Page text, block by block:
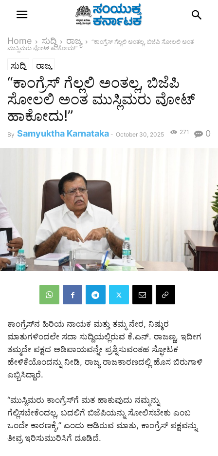
Home ಸುದ್ದಿ ರಾಜ್ಯ
“ಕಾಂಗ್ರೆಸ್ ಗೆಲ್ಲಲಿ ಅಂತಲ್ಲ, ಬಿಜೆಪಿ ಸೋಲಲಿ ಅಂತ
ಮುಸ್ಲಿಮರು ವೋಟ್ ಹಾಕೋದು!”
ಸುದ್ದಿ ರಾಜ್ಯ
“ಕಾಂಗ್ರೆಸ್ ಗೆಲ್ಲಲಿ ಅಂತಲ್ಲ, ಬಿಜೆಪಿ
ಸೋಲಲಿ ಅಂತ ಮುಸ್ಲಿಮರು ವೋಟ್
ಹಾಕೋದು!”
By Samyuktha Karnataka - October 30, 2025 0
271
ಕಾಂಗ್ರೆಸ್‌ನ ಹಿರಿಯ ನಾಯಕ ಮತ್ತು ತಮ್ಮ ನೇರ, ನಿಷ್ಠುರ
ಮಾತುಗಳಿಂದಲೇ ಸದಾ ಸುದ್ದಿಯಲ್ಲಿರುವ ಕೆ.ಎನ್. ರಾಜಣ್ಣ, ಇದೀಗ
ತಮ್ಮದೇ ಪಕ್ಷದ ಅಡಿಪಾಯವನ್ನೇ ಪ್ರಶ್ನಿಸುವಂತಹ ಸ್ಫೋಟಕ
ಹೇಳಿಕೆಯೊಂದನ್ನು ನೀಡಿ, ರಾಜ್ಯ ರಾಜಕಾರಣದಲ್ಲಿ ಹೊಸ ಬಿರುಗಾಳಿ
ಎಬ್ಬಿಸಿದ್ದಾರೆ.
“ಮುಸ್ಲಿಮರು ಕಾಂಗ್ರೆಸ್‌ಗೆ ಮತ ಹಾಕುವುದು ನಮ್ಮನ್ನು
ಗೆಲ್ಲಿಸಬೇಕೆಂದಲ್ಲ, ಬದಲಿಗೆ ಬಿಜೆಪಿಯನ್ನು ಸೋಲಿಸಬೇಕು ಎಂಬ
ಒಂದೇ ಕಾರಣಕ್ಕೆ,” ಎಂದು ಆಡಿರುವ ಮಾತು, ಕಾಂಗ್ರೆಸ್ ಪಕ್ಷವನ್ನು
ತೀವ್ರ ಇರಿಸುಮುರಿಸಿಗೆ ದೂಡಿದೆ.